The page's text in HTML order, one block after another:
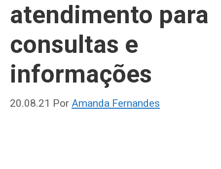
atendimento para
consultas e
informações
20.08.21 Por Amanda Fernandes